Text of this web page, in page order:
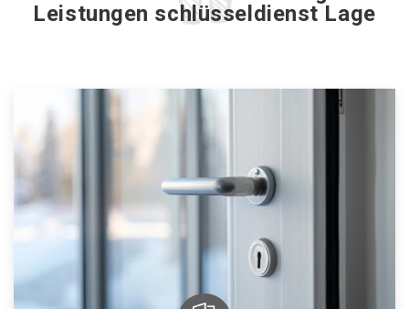
Leistungen schlüsseldienst Lage